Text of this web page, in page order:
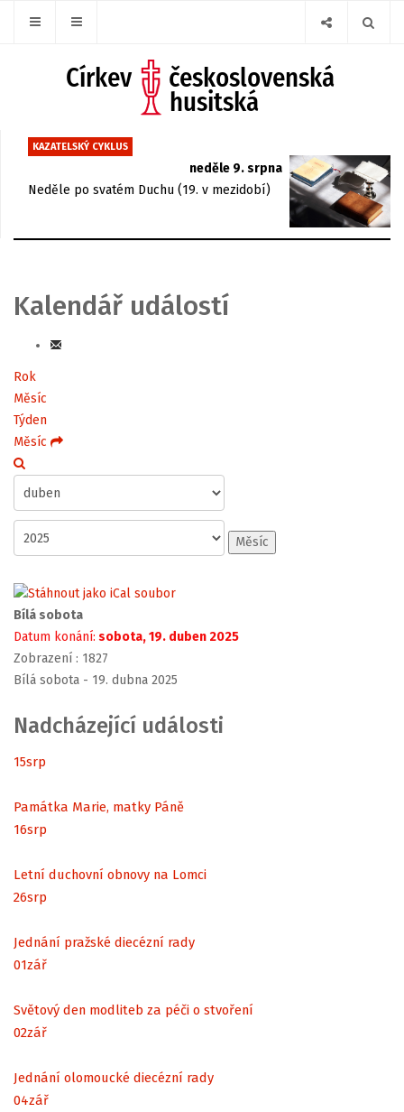
KAZATELSKÝ CYKLUS
neděle 9. srpna
Neděle po svatém Duchu (19. v mezidobí)
Kalendář událostí
Rok
Měsíc
Týden
Měsíc
Měsíc
Bílá sobota
Datum konání: sobota, 19. duben 2025
Zobrazení : 1827
Bílá sobota - 19. dubna 2025
Nadcházející události
15srp
Památka Marie, matky Páně
16srp
Letní duchovní obnovy na Lomci
26srp
Jednání pražské diecézní rady
01zář
Světový den modliteb za péči o stvoření
02zář
Jednání olomoucké diecézní rady
04zář